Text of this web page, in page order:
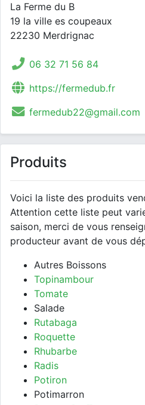
La Ferme du B
19 la ville es coupeaux
22230 Merdrignac
06 32 71 56 84
https://fermedub.fr
fermedub22@gmail.com
Produits
Voici la liste des produits
Attention cette liste peut
saison, merci de vous
producteur avant de vous
Autres Boissons
Topinambour
Tomate
Salade
Rutabaga
Roquette
Rhubarbe
Radis
Potiron
Potimarron